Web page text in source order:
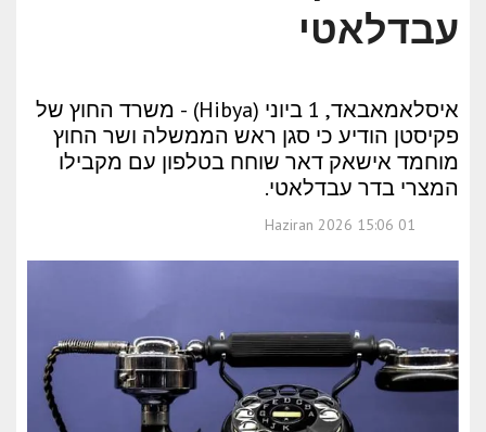
עבדלאטי
איסלאמאבאד, 1 ביוני (Hibya) - משרד החוץ של
פקיסטן הודיע כי סגן ראש הממשלה ושר החוץ
מוחמד אישאק דאר שוחח בטלפון עם מקבילו
המצרי בדר עבדלאטי.
01 Haziran 2026 15:06